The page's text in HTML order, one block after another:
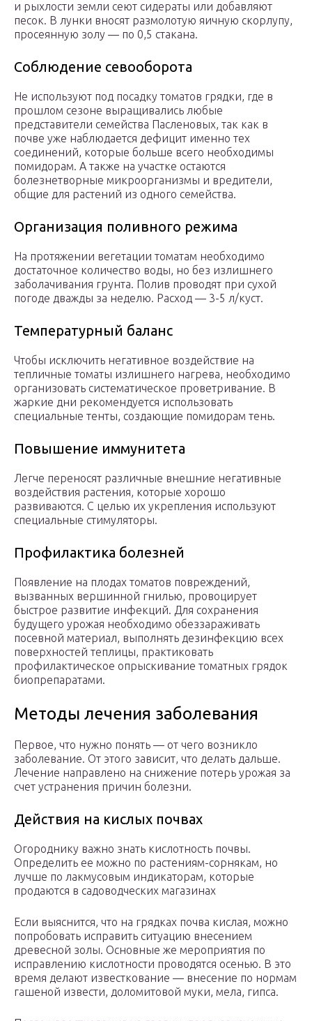
и рыхлости земли сеют сидераты или добавляют
песок. В лунки вносят размолотую яичную скорлупу,
просеянную золу — по 0,5 стакана.
Соблюдение севооборота
Не используют под посадку томатов грядки, где в
прошлом сезоне выращивались любые
представители семейства Пасленовых, так как в
почве уже наблюдается дефицит именно тех
соединений, которые больше всего необходимы
помидорам. А также на участке остаются
болезнетворные микроорганизмы и вредители,
общие для растений из одного семейства.
Организация поливного режима
На протяжении вегетации томатам необходимо
достаточное количество воды, но без излишнего
заболачивания грунта. Полив проводят при сухой
погоде дважды за неделю. Расход — 3-5 л/куст.
Температурный баланс
Чтобы исключить негативное воздействие на
тепличные томаты излишнего нагрева, необходимо
организовать систематическое проветривание. В
жаркие дни рекомендуется использовать
специальные тенты, создающие помидорам тень.
Повышение иммунитета
Легче переносят различные внешние негативные
воздействия растения, которые хорошо
развиваются. С целью их укрепления используют
специальные стимуляторы.
Профилактика болезней
Появление на плодах томатов повреждений,
вызванных вершинной гнилью, провоцирует
быстрое развитие инфекций. Для сохранения
будущего урожая необходимо обеззараживать
посевной материал, выполнять дезинфекцию всех
поверхностей теплицы, практиковать
профилактическое опрыскивание томатных грядок
биопрепаратами.
Методы лечения заболевания
Первое, что нужно понять — от чего возникло
заболевание. От этого зависит, что делать дальше.
Лечение направлено на снижение потерь урожая за
счет устранения причин болезни.
Действия на кислых почвах
Огороднику важно знать кислотность почвы.
Определить ее можно по растениям-сорнякам, но
лучше по лакмусовым индикаторам, которые
продаются в садоводческих магазинах
Если выяснится, что на грядках почва кислая, можно
попробовать исправить ситуацию внесением
древесной золы. Основные же мероприятия по
исправлению кислотности проводятся осенью. В это
время делают известкование — внесение по нормам
гашеной извести, доломитовой муки, мела, гипса.